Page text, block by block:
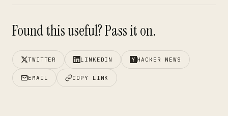
Found this useful? Pass it on.
TWITTER LINKEDIN HACKER NEWS
EMAIL COPY LINK